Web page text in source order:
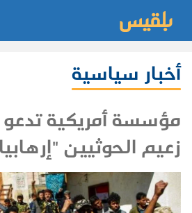
أخبار سياسية
مؤسسة أمريكية
زعيم الحوثيين